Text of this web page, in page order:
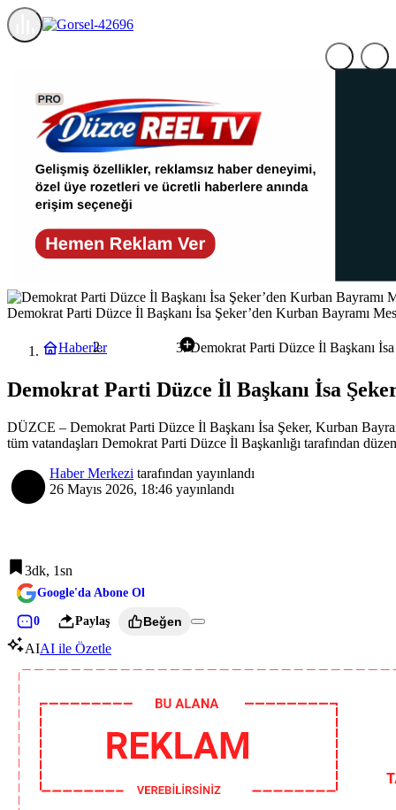
Demokrat Parti Düzce İl Başkanı İsa Şeker’den Kurban Bayramı
Haberler Demokrat Parti Düzce İl Başkanı
Demokrat Parti Düzce İl Başkanı İsa
DÜZCE – Demokrat Parti Düzce İl Başkanı İsa Şeker, Kurban
tüm vatandaşları Demokrat Parti Düzce İl Başkanlığı tarafından
Haber Merkezi tarafından yayınlandı
26 Mayıs 2026, 18:46 yayınlandı
3dk, 1sn
Google'da Abone Ol
0 Paylaş Beğen
AIAI ile Özetle